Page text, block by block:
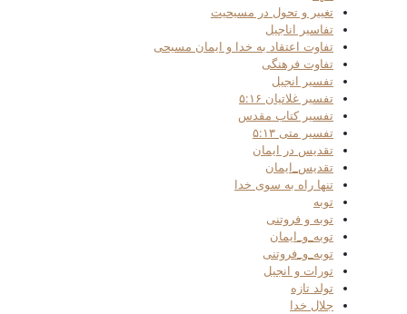
تغییر و تحول در مسیحیت
تفاسیر اناجیل
تفاوت اعتقاد به خدا و ایمان مسیحی
تفاوت فرهنگی
تفسیر انجیل
تفسیر غلاتیان ۵:۱۶
تفسیر کتاب مقدس
تفسیر متی ۵:۱۳
تقدیس در ایمان
تقدیس_ایمان
تنها راه به سوی خدا
توبه
توبه و فروتنی
توبه_و_ایمان
توبه_و_فروتنی
تورات و انجیل
تولد تازه
جلال خدا